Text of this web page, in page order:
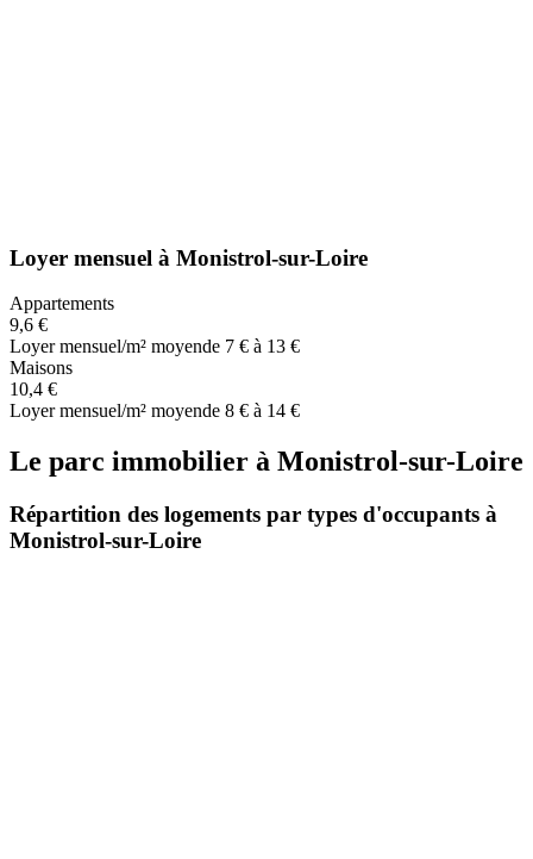
Loyer mensuel à Monistrol-sur-Loire
Appartements
9,6 €
Loyer mensuel/m² moyende 7 € à 13 €
Maisons
10,4 €
Loyer mensuel/m² moyende 8 € à 14 €
Le parc immobilier à Monistrol-sur-Loire
Répartition des logements par types d'occupants à
Monistrol-sur-Loire